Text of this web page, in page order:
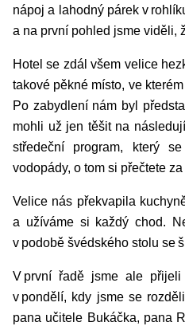
nápoj a lahodný párek v
a na první pohled jsme viděli,
Hotel se zdál všem velice
takové pěkné místo, ve
Po zabydlení nám byl
mohli už jen těšit na
středeční program, který
vodopády, o tom si přečtete
Velice nás překvapila
a užíváme si každý chod.
v podobě švédského stolu se
V první řadě jsme ale
v pondělí, kdy jsme se
pana učitele Bukáčka, pana